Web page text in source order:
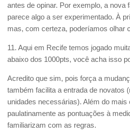
antes de opinar. Por exemplo, a nova
parece algo a ser experimentado. À
mas, com certeza, poderíamos olhar
11. Aqui em Recife temos jogado
abaixo dos 1000pts, você acha isso
Acredito que sim, pois força a
também facilita a entrada de novatos
unidades necessárias). Além do mais
paulatinamente as pontuações à
familiarizam com as regras.